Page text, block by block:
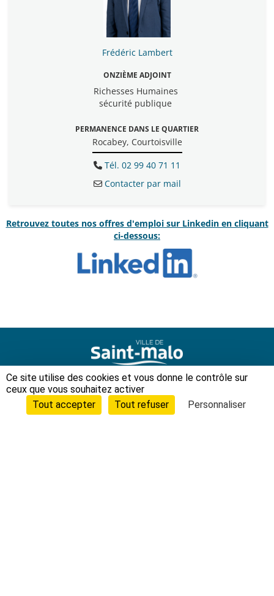
Frédéric Lambert
ONZIÈME ADJOINT
Richesses Humaines
sécurité publique
PERMANENCE DANS LE QUARTIER
Rocabey, Courtoisville
Tél. 02 99 40 71 11
Contacter par mail
Retrouvez toutes nos offres d'emploi sur Linkedin en cliquant
ci-dessous:
Ville de Saint-Malo
Hôtel de Ville
Place Chateaubriand
Ce site utilise des cookies et vous donne le contrôle sur
ceux que vous souhaitez activer
Tout accepter
Tout refuser Personnaliser